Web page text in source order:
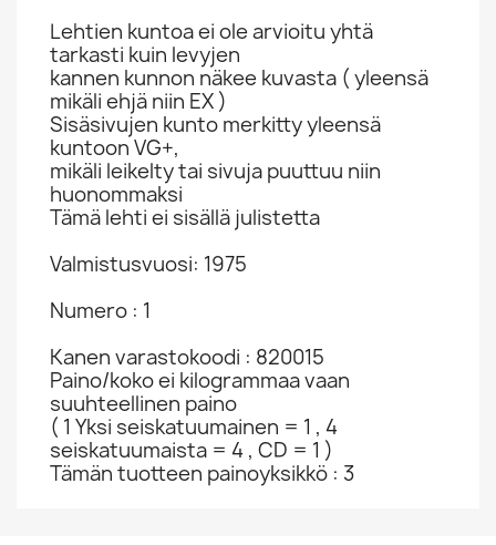
Lehtien kuntoa ei ole arvioitu yhtä
tarkasti kuin levyjen
kannen kunnon näkee kuvasta ( yleensä
mikäli ehjä niin EX )
Sisäsivujen kunto merkitty yleensä
kuntoon VG+,
mikäli leikelty tai sivuja puuttuu niin
huonommaksi
Tämä lehti ei sisällä julistetta
Valmistusvuosi: 1975
Numero : 1
Kanen varastokoodi : 820015
Paino/koko ei kilogrammaa vaan
suuhteellinen paino
( 1 Yksi seiskatuumainen = 1 , 4
seiskatuumaista = 4 , CD = 1 )
Tämän tuotteen painoyksikkö : 3